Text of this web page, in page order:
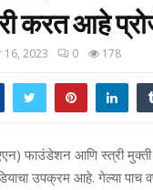
करत आहे
16, 2023 0 178
फाउंडेशन आणि स्त्री मुक्ती
उपक्रम आहे. गेल्या पाच